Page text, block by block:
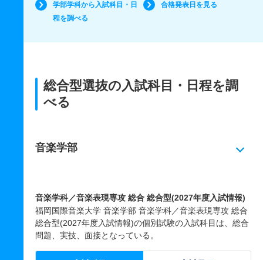
学部学科から入試科目・日
程を調べる
合格発表日を見る
総合型選抜の入試科目・日程を調
べる
音楽学部
音楽学科／音楽表現専攻 総合 総合型(2027年度入試情報)
福岡国際音楽大学 音楽学部 音楽学科／音楽表現専攻 総合
総合型(2027年度入試情報)の個別試験の入試科目は、総合
問題、実技、面接となっている。